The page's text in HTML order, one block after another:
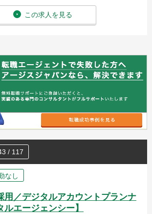
この求人を見る
/ 117
なし
用／デジタルアカウントプランナ
エージェンシー】